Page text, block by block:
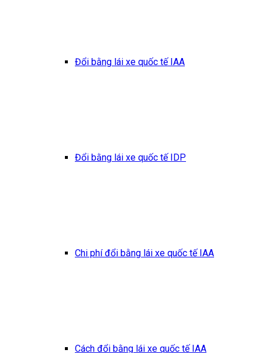
Đổi bằng lái xe quốc tế IAA
Đổi bằng lái xe quốc tế IDP
Chi phí đổi bằng lái xe quốc tế IAA
Cách đổi bằng lái xe quốc tế IAA